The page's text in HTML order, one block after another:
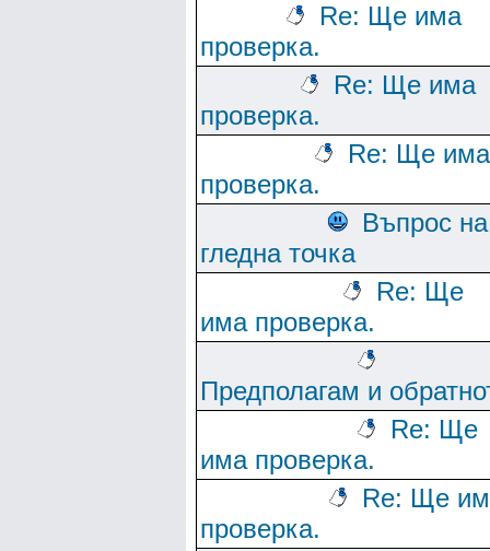
Re: Ще има
проверка.
Re: Ще има
проверка.
Re: Ще има
проверка.
Въпрос на
гледна точка
Re: Ще
има проверка.
Предполагам и
Re: Ще
има проверка.
Re: Ще
проверка.